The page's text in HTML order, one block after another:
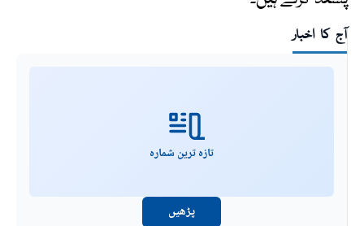
آج کا اخبار
تازہ ترین شمارہ
پڑھیں